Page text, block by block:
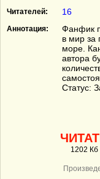
Читателей: 16
Аннотация:
Фанфик
в мир за
море.
автора
Статус:
1202 Кб